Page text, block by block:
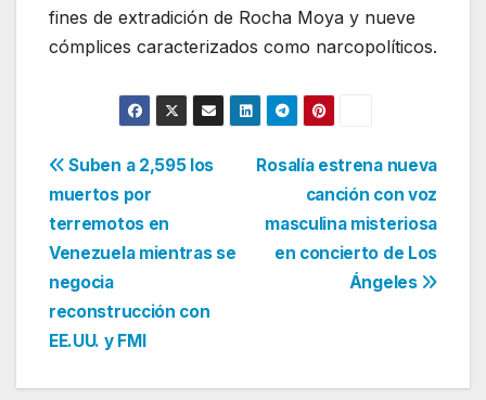
fines de extradición de Rocha Moya y nueve
cómplices caracterizados como narcopolíticos.
Navegación
de
entradas
Rosalía estrena nueva
canción con voz
masculina misteriosa
en concierto de Los
Ángeles
Suben a 2,595 los
muertos por
terremotos en
Venezuela mientras se
negocia
reconstrucción con
EE.UU. y FMI